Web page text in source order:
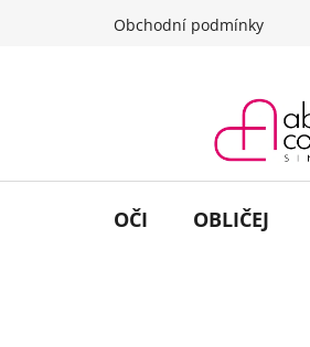
Obchodní podmínky
OČI OBLIČEJ